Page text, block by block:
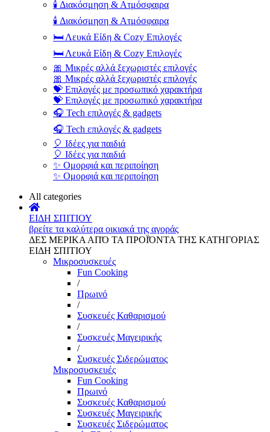
🕯️ Διακόσμηση & Ατμόσφαιρα
🕯️ Διακόσμηση & Ατμόσφαιρα
🛏️ Λευκά Είδη & Cozy Επιλογές
🛏️ Λευκά Είδη & Cozy Επιλογές
🎀 Μικρές αλλά ξεχωριστές επιλογές
🎀 Μικρές αλλά ξεχωριστές επιλογές
💝 Επιλογές με προσωπικό χαρακτήρα
💝 Επιλογές με προσωπικό χαρακτήρα
🎧 Tech επιλογές & gadgets
🎧 Tech επιλογές & gadgets
🎈 Ιδέες για παιδιά
🎈 Ιδέες για παιδιά
✨ Ομορφιά και περιποίηση
✨ Ομορφιά και περιποίηση
All categories
ΕΙΔΗ ΣΠΙΤΙΟΥ
βρείτε τα καλύτερα οικιακά της αγοράς
ΔΕΣ ΜΕΡΙΚΑ ΑΠΌ ΤΑ ΠΡΟΪΌΝΤΑ ΤΗΣ ΚΑΤΗΓΟΡΙΑΣ
ΕΙΔΗ ΣΠΙΤΙΟΥ
Μικροσυσκευές
Fun Cooking
/
Πρωινό
/
Συσκευές Καθαρισμού
/
Συσκευές Μαγειρικής
/
Συσκευές Σιδερώματος
Μικροσυσκευές
Fun Cooking
Πρωινό
Συσκευές Καθαρισμού
Συσκευές Μαγειρικής
Συσκευές Σιδερώματος